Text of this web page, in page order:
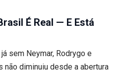
É Real — E Está
sem Neymar, Rodrygo e
não diminuiu desde a abertura